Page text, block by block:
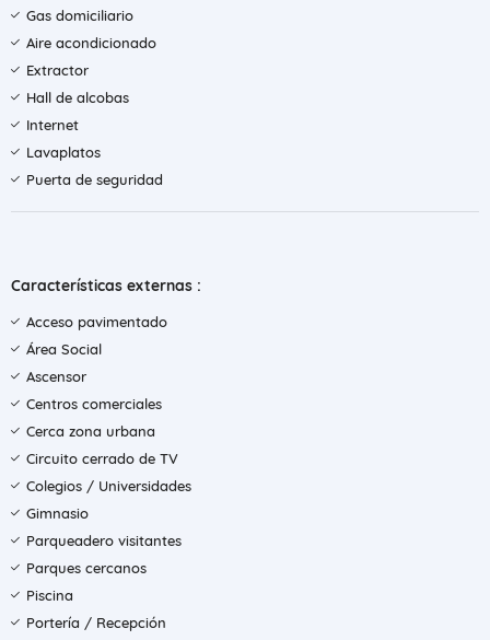
Gas domiciliario
Aire acondicionado
Extractor
Hall de alcobas
Internet
Lavaplatos
Puerta de seguridad
Características externas :
Acceso pavimentado
Área Social
Ascensor
Centros comerciales
Cerca zona urbana
Circuito cerrado de TV
Colegios / Universidades
Gimnasio
Parqueadero visitantes
Parques cercanos
Piscina
Portería / Recepción